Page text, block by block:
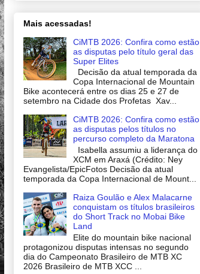
Mais acessadas!
CiMTB 2026: Confira como estão
as disputas pelo título geral das
Super Elites
Decisão da atual temporada da
Copa Internacional de Mountain
Bike acontecerá entre os dias 25 e 27 de
setembro na Cidade dos Profetas Xav...
CiMTB 2026: Confira como estão
as disputas pelos títulos no
percurso completo da Maratona
Isabella assumiu a liderança do
XCM em Araxá (Crédito: Ney
Evangelista/EpicFotos Decisão da atual
temporada da Copa Internacional de Mount...
Raiza Goulão e Alex Malacarne
conquistam os títulos brasileiros
do Short Track no Mobai Bike
Land
Elite do mountain bike nacional
protagonizou disputas intensas no segundo
dia do Campeonato Brasileiro de MTB XC
2026 Brasileiro de MTB XCC ...